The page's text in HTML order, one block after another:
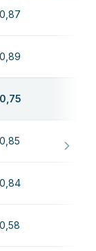
0,87
0,89
0,75
0,85
0,84
0,58